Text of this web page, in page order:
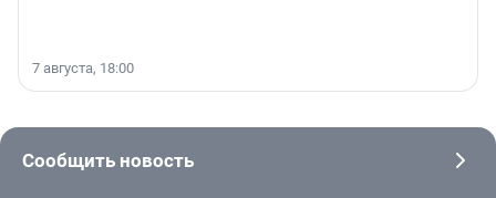
7 августа, 18:00
Сообщить новость